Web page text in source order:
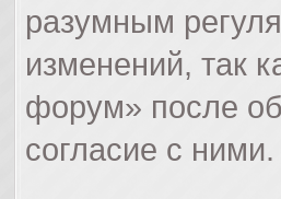
разумным
изменений, так
форум» после
согласие с ними.